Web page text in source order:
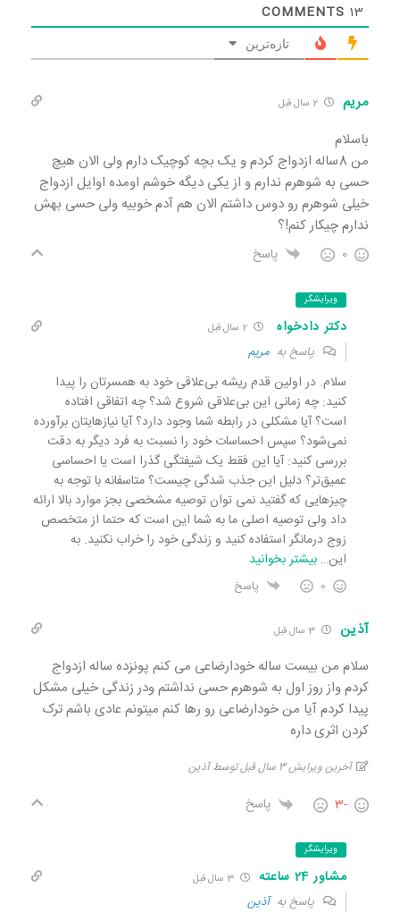
13
تازه‌ترین
مریم 2 سال قبل
باسلام
من 8ساله ازدواج کردم و یک بچه کوچیک دارم ولی الان هیچ
حسی به شوهرم ندارم و از یکی دیگه خوشم اومده اوایل ازدواج
خیلی شوهرم رو دوس داشتم الان هم آدم خوبیه ولی حسی بهش
ندارم چیکار کنم!؟
0 پاسخ
ویرایشگر
دکتر دادخواه
پاسخ به مریم
سلام. در اولین قدم ریشه بی‌علاقی خود به همسرتان را پیدا
کنید: چه زمانی این بی‌علاقی شروع شد؟ چه اتفاقی افتاده
است؟ آیا مشکلی در رابطه شما وجود دارد؟ آیا نیازهایتان برآورده
نمی‌شود؟ سپس احساسات خود را نسبت به فرد دیگر به دقت
بررسی کنید: آیا این فقط یک شیفتگی گذرا است یا احساسی
عمیق‌تر؟ دلیل این جذب شدگی چیست؟ متاسفانه با توجه به
چیزهایی که گفتید نمی توان توصیه مشخصی بجز موارد بالا ارائه
داد ولی توصیه اصلی ما به شما این است که حتما از متخصص
زوج درمانگر استفاده کنید و زندگی خود را خراب نکنید. به
این… بیشتر بخوانید
0 پاسخ
آذین 3 سال قبل
سلام من بیست ساله خودارضاعی می کنم پونزده ساله ازدواج
کردم واز روز اول به شوهرم حسی نداشتم ودر زندگی خیلی مشکل
پیدا کردم آیا من خودارضاعی رو رها کنم میتونم عادی باشم ترک
کردن اثری داره
آخرین ویرایش 3 سال قبل توسط آذین
-3 پاسخ
ویرایشگر
مشاور 24 ساعته 3 سال قبل
پاسخ بهآذین